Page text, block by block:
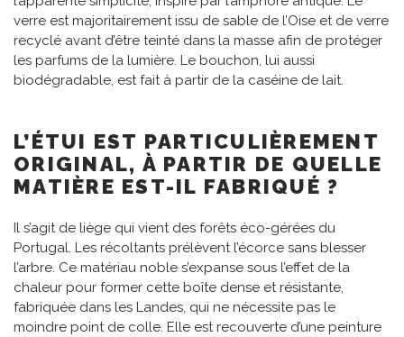
verre est majoritairement issu de sable de l’Oise et de verre
recyclé avant d’être teinté dans la masse afin de protéger
les parfums de la lumière. Le bouchon, lui aussi
biodégradable, est fait à partir de la caséine de lait.
L’ÉTUI EST PARTICULIÈREMENT
ORIGINAL, À PARTIR DE QUELLE
MATIÈRE EST-IL FABRIQUÉ ?
Il s’agit de liège qui vient des forêts éco-gérées du
Portugal. Les récoltants prélèvent l’écorce sans blesser
l’arbre. Ce matériau noble s’expanse sous l’effet de la
chaleur pour former cette boîte dense et résistante,
fabriquée dans les Landes, qui ne nécessite pas le
moindre point de colle. Elle est recouverte d’une peinture